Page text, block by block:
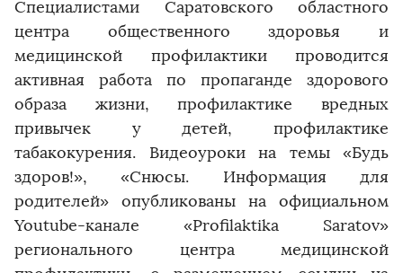
Специалистами Саратовского областного
центра общественного здоровья и
медицинской профилактики проводится
активная работа по пропаганде здорового
образа жизни, профилактике вредных
привычек у детей, профилактике
табакокурения. Видеоуроки на темы «Будь
здоров!», «Снюсы. Информация для
родителей» опубликованы на официальном
Youtube-канале «Profilaktika Saratov»
регионального центра медицинской